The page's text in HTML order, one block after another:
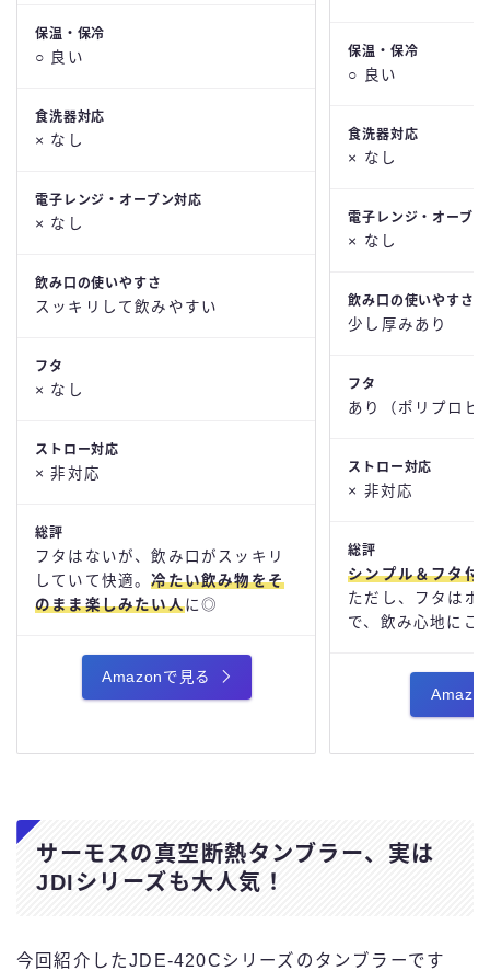
保温・保冷
○ 良い
食洗器対応
× なし
電子レンジ・オーブン対応
× なし
飲み口の使いやすさ
スッキリして飲みやすい
フタ
× なし
ストロー対応
× 非対応
総評
フタはないが、飲み口がスッキリ
していて快適。冷たい飲み物をそ
のまま楽しみたい人に◎
Amazonで見る
保温・保冷
○ 良い
食洗器対応
× なし
電子レンジ・オーブ
× なし
飲み口の使いやすさ
少し厚みあり
フタ
あり（ポリプロピ
ストロー対応
× 非対応
総評
シンプル＆フタ付
ただし、フタはポ
で、飲み心地にこ
サーモスの真空断熱タンブラー、実は
JDIシリーズも大人気！
今回紹介したJDE-420Cシリーズのタンブラーです